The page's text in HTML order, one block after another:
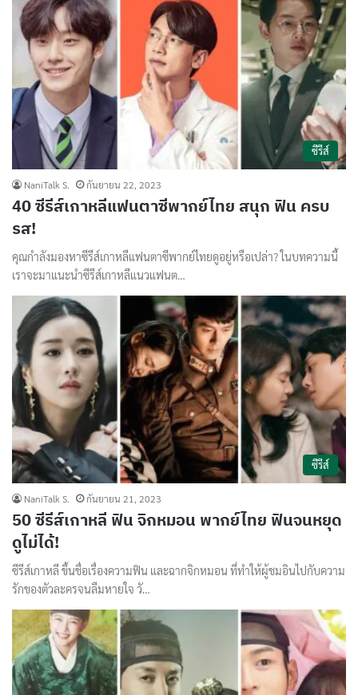
ซีรีส์
NaniTalk S. กันยายน 22, 2023
40 ซีรีส์เกาหลีแฟนตาซีพากย์ไทย สนุก ฟิน ครบ
รส!
คุณกำลังมองหาซีรีส์เกาหลีแฟนตาซีพากย์ไทยดูอยู่หรือเปล่า? ในบทความนี้
เราจะมาแนะนำซีรีส์เกาหลีแนวแฟนต…
ซีรีส์
NaniTalk S. กันยายน 21, 2023
50 ซีรีส์เกาหลี ฟิน จิกหมอน พากย์ไทย ฟินจนหยุด
ดูไม่ได้!
ซีรีส์เกาหลี ขึ้นชื่อเรื่องความฟิน และฉากจิกหมอน ที่ทำให้ผู้ชมอินไปกับความ
รักของตัวละครจนลืมหายใจ วั…